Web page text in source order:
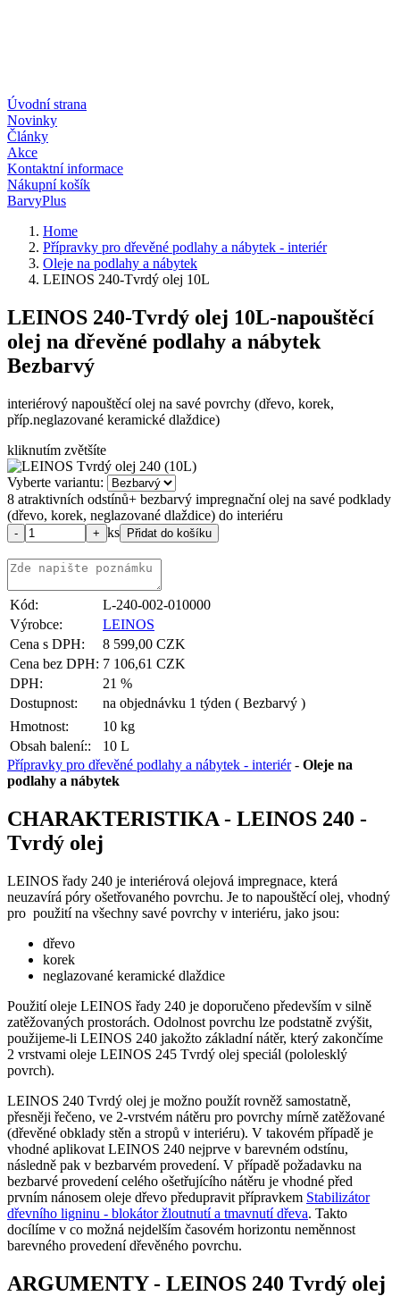
Úvodní strana
Novinky
Články
Akce
Kontaktní informace
Nákupní košík
BarvyPlus
Home
Přípravky pro dřevěné podlahy a nábytek - interiér
Oleje na podlahy a nábytek
LEINOS 240-Tvrdý olej 10L
LEINOS 240-Tvrdý olej 10L-napouštěcí
olej na dřevěné podlahy a nábytek
Bezbarvý
interiérový napouštěcí olej na savé povrchy (dřevo, korek,
příp.neglazované keramické dlaždice)
kliknutím zvětšíte
Vyberte variantu:
8 atraktivních odstínů+ bezbarvý impregnační olej na savé podklady
(dřevo, korek, neglazované dlaždice) do interiéru
ks
Kód:
L-240-002-010000
Výrobce:
LEINOS
Cena s DPH:
8 599,00 CZK
Cena bez DPH: 7 106,61 CZK
DPH:
21 %
Dostupnost:
na objednávku 1 týden ( Bezbarvý )
Hmotnost:
10 kg
Obsah balení::
10 L
Přípravky pro dřevěné podlahy a nábytek - interiér- Oleje na
podlahy a nábytek
CHARAKTERISTIKA - LEINOS 240 -
Tvrdý olej
LEINOS řady 240 je interiérová olejová impregnace, která
neuzavírá póry ošetřovaného povrchu. Je to napouštěcí olej, vhodný
pro použití na všechny savé povrchy v interiéru, jako jsou:
dřevo
korek
neglazované keramické dlaždice
Použití oleje LEINOS řady 240 je doporučeno především v silně
zatěžovaných prostorách. Odolnost povrchu lze podstatně zvýšit,
použijeme-li LEINOS 240 jakožto základní nátěr, který zakončíme
2 vrstvami oleje LEINOS 245 Tvrdý olej speciál (pololesklý
povrch).
LEINOS 240 Tvrdý olej je možno použít rovněž samostatně,
přesněji řečeno, ve 2-vrstvém nátěru pro povrchy mírně zatěžované
(dřevěné obklady stěn a stropů v interiéru). V takovém případě je
vhodné aplikovat LEINOS 240 nejprve v barevném odstínu,
následně pak v bezbarvém provedení. V případě požadavku na
bezbarvé provedení celého ošetřujícího nátěru je vhodné před
prvním nánosem oleje dřevo předupravit přípravkem Stabilizátor
dřevního ligninu - blokátor žloutnutí a tmavnutí dřeva. Takto
docílíme v co možná nejdelším časovém horizontu neměnnost
barevného provedení dřevěného povrchu.
ARGUMENTY - LEINOS 240 Tvrdý olej